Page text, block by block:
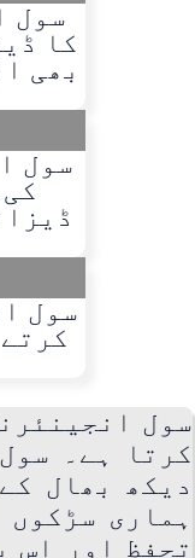
سول
کا
بھی
سول
سول
سول
کرتا ہے۔
دیکھ بھال
ہماری
تحفظ اور اس